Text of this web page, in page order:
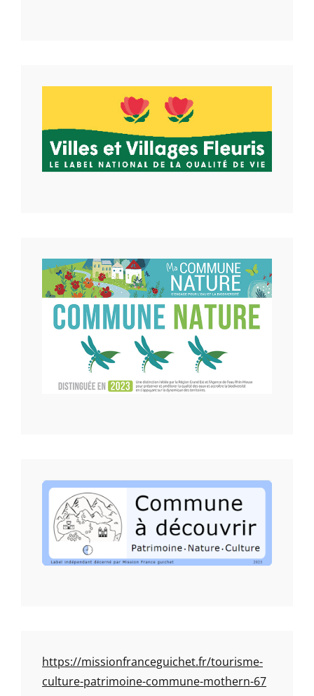
https://missionfranceguichet.fr/tourisme-
culture-patrimoine-commune-mothern-67